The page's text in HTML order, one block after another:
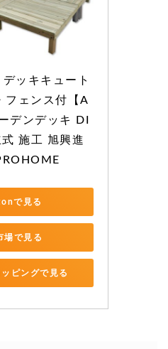
ッキキュート
フェンス付【A
デンデッキ DI
施工 旭興進
で見る
場で見る
ピングで見る